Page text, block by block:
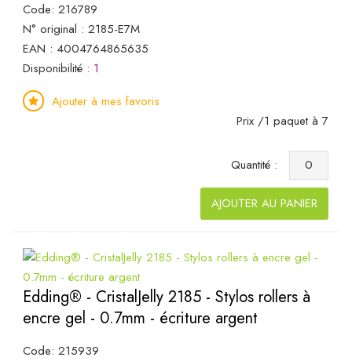
Code: 216789
N° original : 2185-E7M
EAN : 4004764865635
Disponibilité : 1
Ajouter à mes favoris
Prix /1 paquet à 7
Quantité :
AJOUTER AU PANIER
Edding® - CristalJelly 2185 - Stylos rollers à
encre gel - 0.7mm - écriture argent
Code: 215939